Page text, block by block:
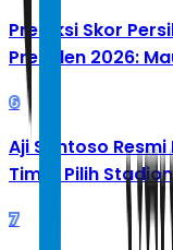
Prediksi Skor
Presiden 2026:
6
Aji Santoso
Timur Pilih
7